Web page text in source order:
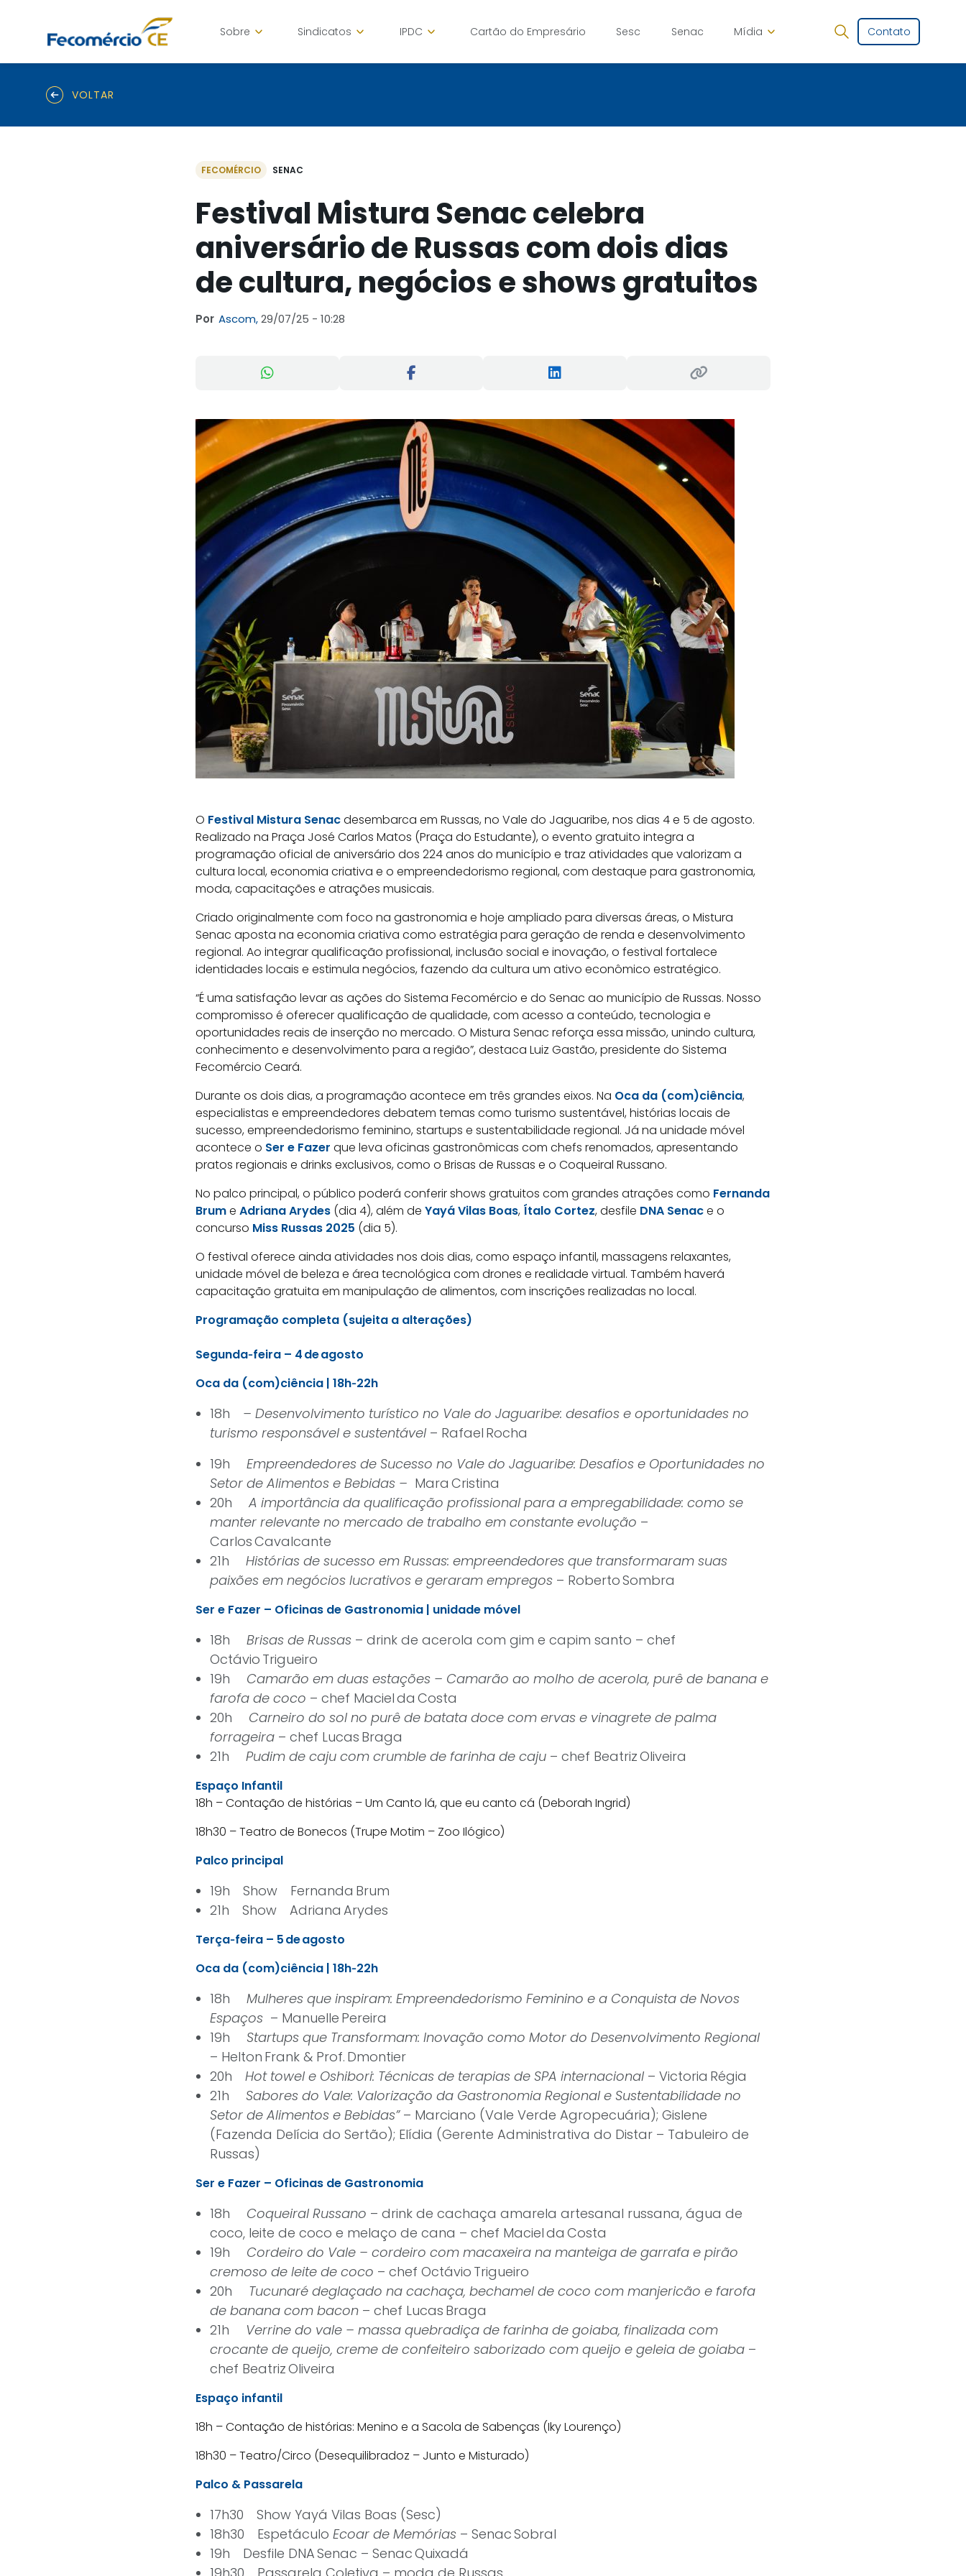
Sobre Sindicatos IPDC Cartão do Empresário Sesc Senac Mídia Contato
VOLTAR
FECOMÉRCIO SENAC
Festival Mistura Senac celebra
aniversário de Russas com dois dias
de cultura, negócios e shows gratuitos
Por Ascom,29/07/25 - 10:28
O Festival Mistura Senacdesembarca em Russas, no Vale do Jaguaribe, nos dias 4 e 5 de agosto.
Realizado na Praça José Carlos Matos (Praça do Estudante), o evento gratuito integra a
programação oficial de aniversário dos 224 anos do município e traz atividades que valorizam a
cultura local, economia criativa e o empreendedorismo regional, com destaque para gastronomia,
moda, capacitações e atrações musicais.
Criado originalmente com foco na gastronomia e hoje ampliado para diversas áreas, o Mistura
Senac aposta na economia criativa como estratégia para geração de renda e desenvolvimento
regional. Ao integrar qualificação profissional, inclusão social e inovação, o festival fortalece
identidades locais e estimula negócios, fazendo da cultura um ativo econômico estratégico.
“É uma satisfação levar as ações do Sistema Fecomércio e do Senac ao município de Russas. Nosso
compromisso é oferecer qualificação de qualidade, com acesso a conteúdo, tecnologia e
oportunidades reais de inserção no mercado. O Mistura Senac reforça essa missão, unindo cultura,
conhecimento e desenvolvimento para a região”, destaca Luiz Gastão, presidente do Sistema
Fecomércio Ceará.
Durante os dois dias, a programação acontece em três grandes eixos. Na Oca da (com)ciência,
especialistas e empreendedores debatem temas como turismo sustentável, histórias locais de
sucesso, empreendedorismo feminino, startups e sustentabilidade regional. Já na unidade móvel
acontece o Ser e Fazer que leva oficinas gastronômicas com chefs renomados, apresentando
pratos regionais e drinks exclusivos, como o Brisas de Russas e o Coqueiral Russano.
No palco principal, o público poderá conferir shows gratuitos com grandes atrações como Fernanda
Brume Adriana Arydes (dia 4), além de Yayá Vilas Boas, Ítalo Cortez, desfile DNA Senace o
concurso Miss Russas 2025 (dia 5).
O festival oferece ainda atividades nos dois dias, como espaço infantil, massagens relaxantes,
unidade móvel de beleza e área tecnológica com drones e realidade virtual. Também haverá
capacitação gratuita em manipulação de alimentos, com inscrições realizadas no local.
Programação completa (sujeita a alterações)
Segunda‑feira – 4 de agosto
Oca da (com)ciência | 18h‑22h
18h – Desenvolvimento turístico no Vale do Jaguaribe: desafios e oportunidades no
turismo responsável e sustentável – Rafael Rocha
19h Empreendedores de Sucesso no Vale do Jaguaribe: Desafios e Oportunidades no
Setor de Alimentos e Bebidas – Mara Cristina
20h A importância da qualificação profissional para a empregabilidade: como se
manter relevante no mercado de trabalho em constante evolução –
Carlos Cavalcante
21h Histórias de sucesso em Russas: empreendedores que transformaram suas
paixões em negócios lucrativos e geraram empregos – Roberto Sombra
Ser e Fazer – Oficinas de Gastronomia | unidade móvel
18h Brisas de Russas – drink de acerola com gim e capim santo – chef
Octávio Trigueiro
19h Camarão em duas estações – Camarão ao molho de acerola, purê de banana e
farofa de coco – chef Maciel da Costa
20h Carneiro do sol no purê de batata doce com ervas e vinagrete de palma
forrageira – chef Lucas Braga
21h Pudim de caju com crumble de farinha de caju – chef Beatriz Oliveira
Espaço Infantil
18h – Contação de histórias – Um Canto lá, que eu canto cá (Deborah Ingrid)
18h30 – Teatro de Bonecos (Trupe Motim – Zoo Ilógico)
Palco principal
19h Show Fernanda Brum
21h Show Adriana Arydes
Terça‑feira – 5 de agosto
Oca da (com)ciência | 18h‑22h
18h Mulheres que inspiram: Empreendedorismo Feminino e a Conquista de Novos
Espaços – Manuelle Pereira
19h Startups que Transformam: Inovação como Motor do Desenvolvimento Regional
– Helton Frank & Prof. Dmontier
20h Hot towel e Oshibori: Técnicas de terapias de SPA internacional – Victoria Régia
21h Sabores do Vale: Valorização da Gastronomia Regional e Sustentabilidade no
Setor de Alimentos e Bebidas” – Marciano (Vale Verde Agropecuária); Gislene
(Fazenda Delícia do Sertão); Elídia (Gerente Administrativa do Distar – Tabuleiro de
Russas)
Ser e Fazer – Oficinas de Gastronomia
18h Coqueiral Russano – drink de cachaça amarela artesanal russana, água de
coco, leite de coco e melaço de cana – chef Maciel da Costa
19h Cordeiro do Vale – cordeiro com macaxeira na manteiga de garrafa e pirão
cremoso de leite de coco – chef Octávio Trigueiro
20h Tucunaré deglaçado na cachaça, bechamel de coco com manjericão e farofa
de banana com bacon – chef Lucas Braga
21h Verrine do vale – massa quebradiça de farinha de goiaba, finalizada com
crocante de queijo, creme de confeiteiro saborizado com queijo e geleia de goiaba –
chef Beatriz Oliveira
Espaço infantil
18h – Contação de histórias: Menino e a Sacola de Sabenças (Iky Lourenço)
18h30 – Teatro/Circo (Desequilibradoz – Junto e Misturado)
Palco & Passarela
17h30 Show Yayá Vilas Boas (Sesc)
18h30 Espetáculo Ecoar de Memórias – Senac Sobral
19h Desfile DNA Senac – Senac Quixadá